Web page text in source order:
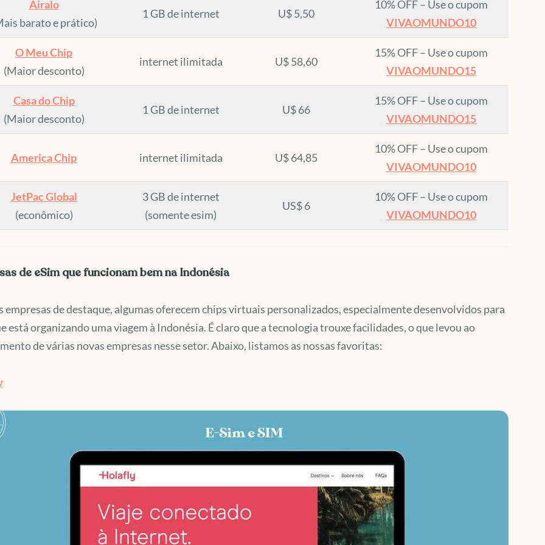
Airalo
barato e prático)
1 GB de internet U$ 5,50
10% OFF – Use o cupom
VIVAOMUNDO10
O Meu Chip
(Maior desconto)
internet ilimitada U$ 58,60
15% OFF – Use o cupom
VIVAOMUNDO15
Casa do Chip
(Maior desconto)
1 GB de internet U$ 66
15% OFF – Use o cupom
VIVAOMUNDO15
America Chip internet ilimitada U$ 64,85
10% OFF – Use o cupom
VIVAOMUNDO10
JetPac Global
(econômico)
3 GB de internet
(somente esim)
US$ 6
10% OFF – Use o cupom
VIVAOMUNDO10
de eSim que funcionam bem na Indonésia
empresas de destaque, algumas oferecem chips virtuais personalizados, especialmente desenvolvidos para
está organizando uma viagem à Indonésia. É claro que a tecnologia trouxe facilidades, o que levou ao
de várias novas empresas nesse setor. Abaixo, listamos as nossas favoritas: